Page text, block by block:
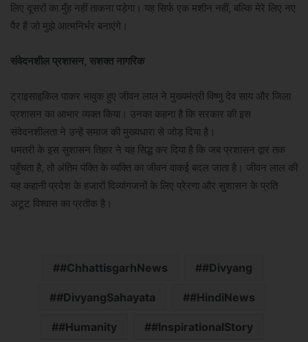
लिए दूसरों का मुँह नहीं ताकना पड़ेगा। यह सिर्फ एक मशीन नहीं, बल्कि मेरे लिए नए
पैर हैं जो मुझे आत्मनिर्भर बनाएंगे।
​संवेदनशील प्रशासन, सशक्त नागरिक
​ट्राइसाइकिल पाकर भावुक हुए जीवन लाल ने मुख्यमंत्री विष्णु देव साय और जिला
प्रशासन का आभार व्यक्त किया। उनका कहना है कि सरकार की इस
संवेदनशीलता ने उन्हें समाज की मुख्यधारा से जोड़ दिया है।
​धमतरी के इस सुशासन तिहार ने यह सिद्ध कर दिया है कि जब प्रशासन द्वार तक
पहुँचता है, तो अंतिम पंक्ति के व्यक्ति का जीवन वाकई बदल जाता है। जीवन लाल की
यह कहानी प्रदेश के हजारों दिव्यांगजनों के लिए प्रेरणा और सुशासन के प्रति
अटूट विश्वास का प्रतीक है।
#ChhattisgarhNews #Divyang
#DivyangSahayata #HindiNews
#Humanity #InspirationalStory